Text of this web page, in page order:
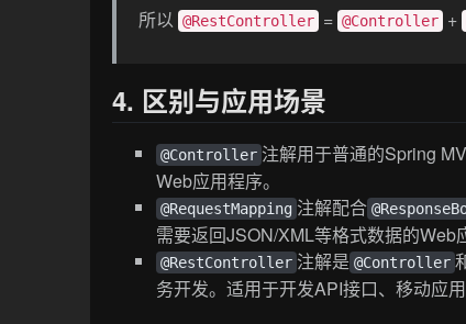
所以 @RestController = @Controller +
4. 区别与应用场景
@Controller 注解用于普通的Spring
Web应用程序。
@RequestMapping 注解配合
需要返回JSON/XML等格式数据的Web
@RestController 注解是 @Controller
务开发。适用于开发API接口、移动应用